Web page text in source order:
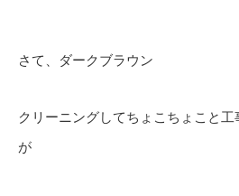
さて、ダークブラウン
クリーニングしてちょこちょこと
が